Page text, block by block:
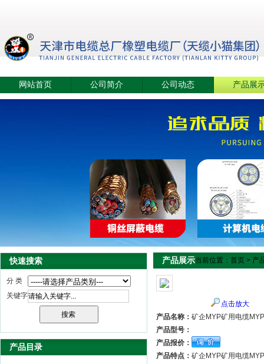
天津市电缆总厂橡塑电缆厂（天缆小猫集团）
网站首页 公司简介 公司动态 产品展
快速搜索
分 类
关键字
产品目录
产品展示当前位置： 首页 > 产
点击放大
产品名称： 矿企MYP矿用电缆
产品型号：
产品报价：
产品特点： 矿企MYP矿用电缆